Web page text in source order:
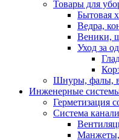
Товары для
Бытовая
Ведра,
Веники,
Уход за
Шнуры, фалы,
Инженерные
Герметизация
Система